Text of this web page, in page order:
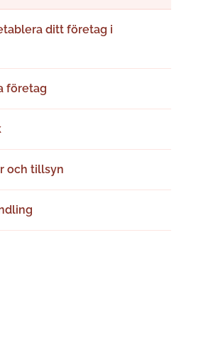
ditt företag i
företag
och tillsyn